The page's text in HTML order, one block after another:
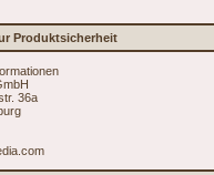
Produktsicherheit
36a